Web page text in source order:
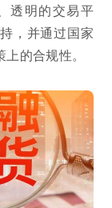
透明的交易平
，并通过国家
的合规性。